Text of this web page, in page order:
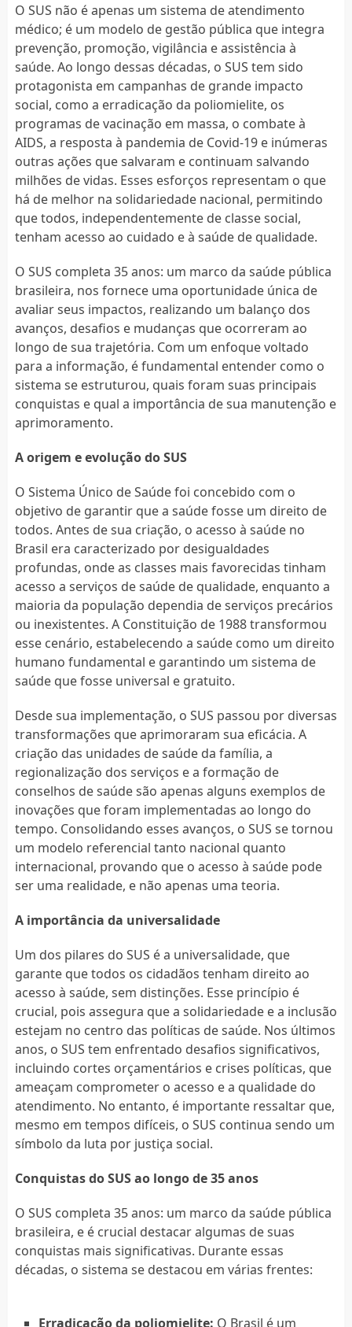
O SUS não é apenas um sistema de atendimento
médico; é um modelo de gestão pública que integra
prevenção, promoção, vigilância e assistência à
saúde. Ao longo dessas décadas, o SUS tem sido
protagonista em campanhas de grande impacto
social, como a erradicação da poliomielite, os
programas de vacinação em massa, o combate à
AIDS, a resposta à pandemia de Covid-19 e inúmeras
outras ações que salvaram e continuam salvando
milhões de vidas. Esses esforços representam o que
há de melhor na solidariedade nacional, permitindo
que todos, independentemente de classe social,
tenham acesso ao cuidado e à saúde de qualidade.
O SUS completa 35 anos: um marco da saúde pública
brasileira, nos fornece uma oportunidade única de
avaliar seus impactos, realizando um balanço dos
avanços, desafios e mudanças que ocorreram ao
longo de sua trajetória. Com um enfoque voltado
para a informação, é fundamental entender como o
sistema se estruturou, quais foram suas principais
conquistas e qual a importância de sua manutenção e
aprimoramento.
A origem e evolução do SUS
O Sistema Único de Saúde foi concebido com o
objetivo de garantir que a saúde fosse um direito de
todos. Antes de sua criação, o acesso à saúde no
Brasil era caracterizado por desigualdades
profundas, onde as classes mais favorecidas tinham
acesso a serviços de saúde de qualidade, enquanto a
maioria da população dependia de serviços precários
ou inexistentes. A Constituição de 1988 transformou
esse cenário, estabelecendo a saúde como um direito
humano fundamental e garantindo um sistema de
saúde que fosse universal e gratuito.
Desde sua implementação, o SUS passou por diversas
transformações que aprimoraram sua eficácia. A
criação das unidades de saúde da família, a
regionalização dos serviços e a formação de
conselhos de saúde são apenas alguns exemplos de
inovações que foram implementadas ao longo do
tempo. Consolidando esses avanços, o SUS se tornou
um modelo referencial tanto nacional quanto
internacional, provando que o acesso à saúde pode
ser uma realidade, e não apenas uma teoria.
A importância da universalidade
Um dos pilares do SUS é a universalidade, que
garante que todos os cidadãos tenham direito ao
acesso à saúde, sem distinções. Esse princípio é
crucial, pois assegura que a solidariedade e a inclusão
estejam no centro das políticas de saúde. Nos últimos
anos, o SUS tem enfrentado desafios significativos,
incluindo cortes orçamentários e crises políticas, que
ameaçam comprometer o acesso e a qualidade do
atendimento. No entanto, é importante ressaltar que,
mesmo em tempos difíceis, o SUS continua sendo um
símbolo da luta por justiça social.
Conquistas do SUS ao longo de 35 anos
O SUS completa 35 anos: um marco da saúde pública
brasileira, e é crucial destacar algumas de suas
conquistas mais significativas. Durante essas
décadas, o sistema se destacou em várias frentes:
Erradicação da poliomielite: O Brasil é um